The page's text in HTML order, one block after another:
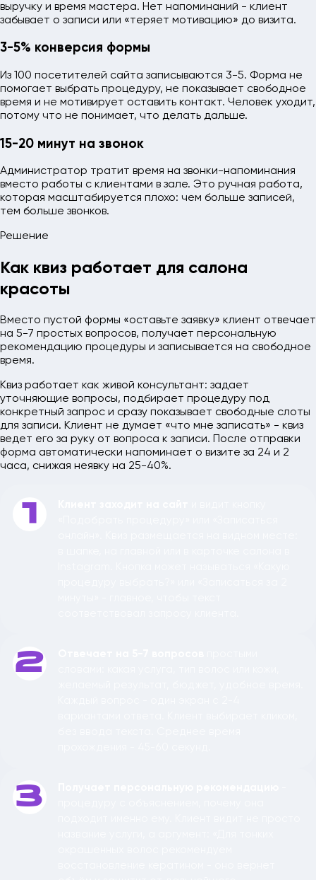
выручку и время мастера. Нет напоминаний - клиент
забывает о записи или «теряет мотивацию» до визита.
3-5% конверсия формы
Из 100 посетителей сайта записываются 3-5. Форма не
помогает выбрать процедуру, не показывает свободное
время и не мотивирует оставить контакт. Человек уходит,
потому что не понимает, что делать дальше.
15-20 минут на звонок
Администратор тратит время на звонки-напоминания
вместо работы с клиентами в зале. Это ручная работа,
которая масштабируется плохо: чем больше записей,
тем больше звонков.
Решение
Как квиз работает для салона
красоты
Вместо пустой формы «оставьте заявку» клиент отвечает
на 5-7 простых вопросов, получает персональную
рекомендацию процедуры и записывается на свободное
время.
Квиз работает как живой консультант: задает
уточняющие вопросы, подбирает процедуру под
конкретный запрос и сразу показывает свободные слоты
для записи. Клиент не думает «что мне записать» - квиз
ведет его за руку от вопроса к записи. После отправки
форма автоматически напоминает о визите за 24 и 2
часа, снижая неявку на 25-40%.
1
2
3